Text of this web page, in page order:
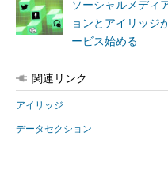
ソーシャルメディ
ョンとアイリッジ
ービス始める
関連リンク
アイリッジ
データセクション